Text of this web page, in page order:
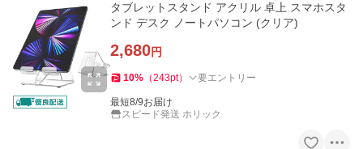
タブレットスタンド アクリル 卓上 スマホスタ
ンド デスク ノートパソコン (クリア)
2,680円
10% （243pt） 要エントリー
最短8/9お届け
スピード発送 ホリック